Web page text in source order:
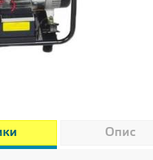
Опис